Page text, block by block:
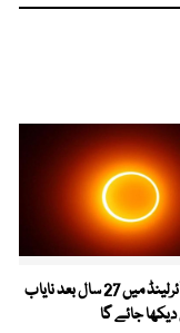
برطانیہ اور آئرلینڈ میں 27 سال بعد نایاب
جائے گا